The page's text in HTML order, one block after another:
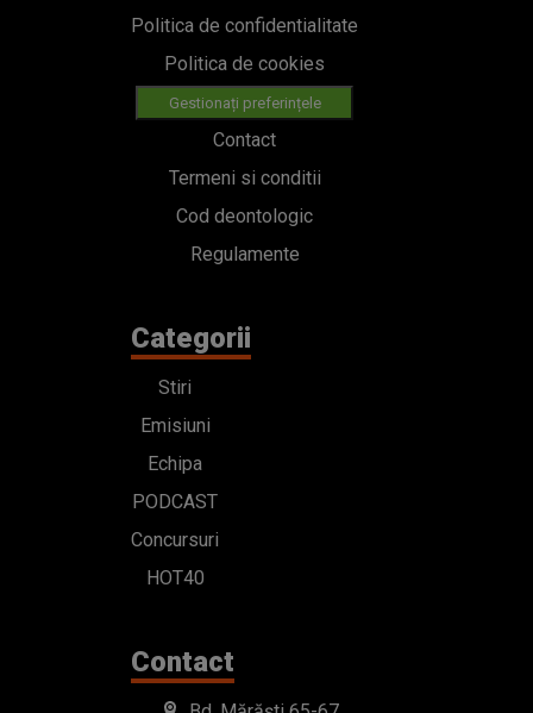
Politica de confidentialitate
Politica de cookies
Gestionați preferințele
Contact
Termeni si conditii
Cod deontologic
Regulamente
Categorii
Stiri
Emisiuni
Echipa
PODCAST
Concursuri
HOT40
Contact